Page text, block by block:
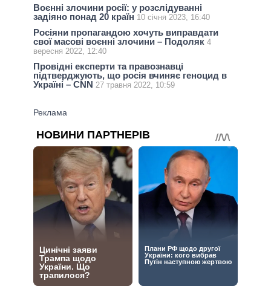
Воєнні злочини росії: у розслідуванні
задіяно понад 20 країн 10 січня 2023, 16:40
Росіяни пропагандою хочуть виправдати
свої масові воєнні злочини – Подоляк 4
вересня 2022, 12:40
Провідні експерти та правознавці
підтверджують, що росія вчиняє геноцид в
Україні – CNN 27 травня 2022, 10:59